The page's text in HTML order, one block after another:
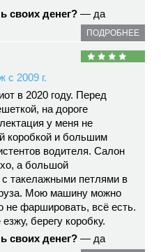
своих денег? — да
ПОДРОБНЕЕ
с 2009 г.
в 2020 году. Перед
на дороге
у меня не
коробкой и большим
водителя. Салон
а большой
такелажными петлями в
Мою машину можно
не фаршировать, всё есть.
берегу коробку.
своих денег? — да